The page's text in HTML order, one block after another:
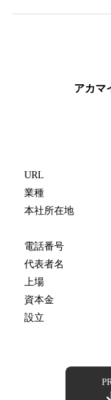
アカマ
URL
業種
本社所在地
電話番号
代表者名
上場
資本金
設立